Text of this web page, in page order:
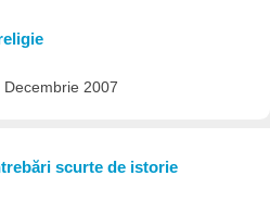
Decembrie 2007
scurte de istorie